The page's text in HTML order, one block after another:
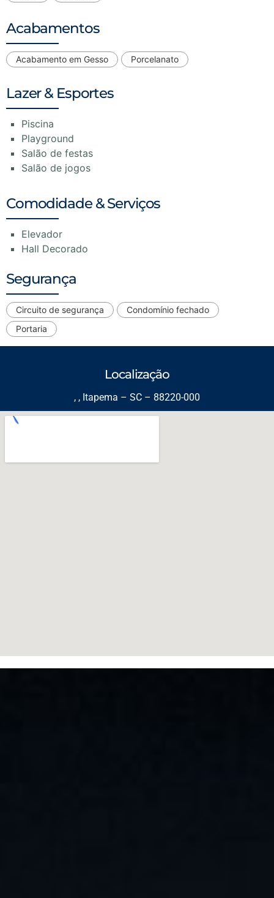
Acabamentos
Acabamento em Gesso Porcelanato
Lazer & Esportes
Piscina
Playground
Salão de festas
Salão de jogos
Comodidade & Serviços
Elevador
Hall Decorado
Segurança
Circuito de segurança
Condomínio fechado
Portaria
Localização
, , Itapema – SC – 88220-000